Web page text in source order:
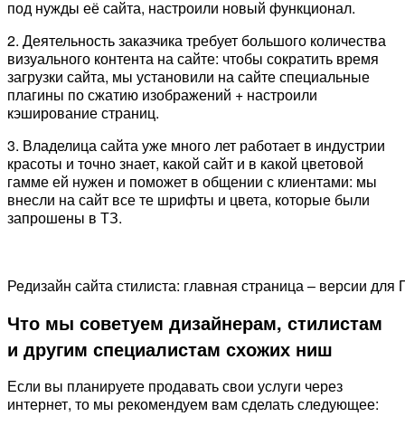
под нужды её сайта, настроили новый функционал.
2. Деятельность заказчика требует большого количества
визуального контента на сайте: чтобы сократить время
загрузки сайта, мы установили на сайте специальные
плагины по сжатию изображений + настроили
кэширование страниц.
3. Владелица сайта уже много лет работает в индустрии
красоты и точно знает, какой сайт и в какой цветовой
гамме ей нужен и поможет в общении с клиентами: мы
внесли на сайт все те шрифты и цвета, которые были
запрошены в ТЗ.
Редизайн сайта стилиста: главная страница – версии
Что мы советуем дизайнерам, стилистам
и другим специалистам схожих ниш
Если вы планируете продавать свои услуги через
интернет, то мы рекомендуем вам сделать следующее: